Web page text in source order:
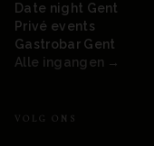
Date night Gent
Privé events
Gastrobar Gent
Alle ingangen →
VOLG ONS